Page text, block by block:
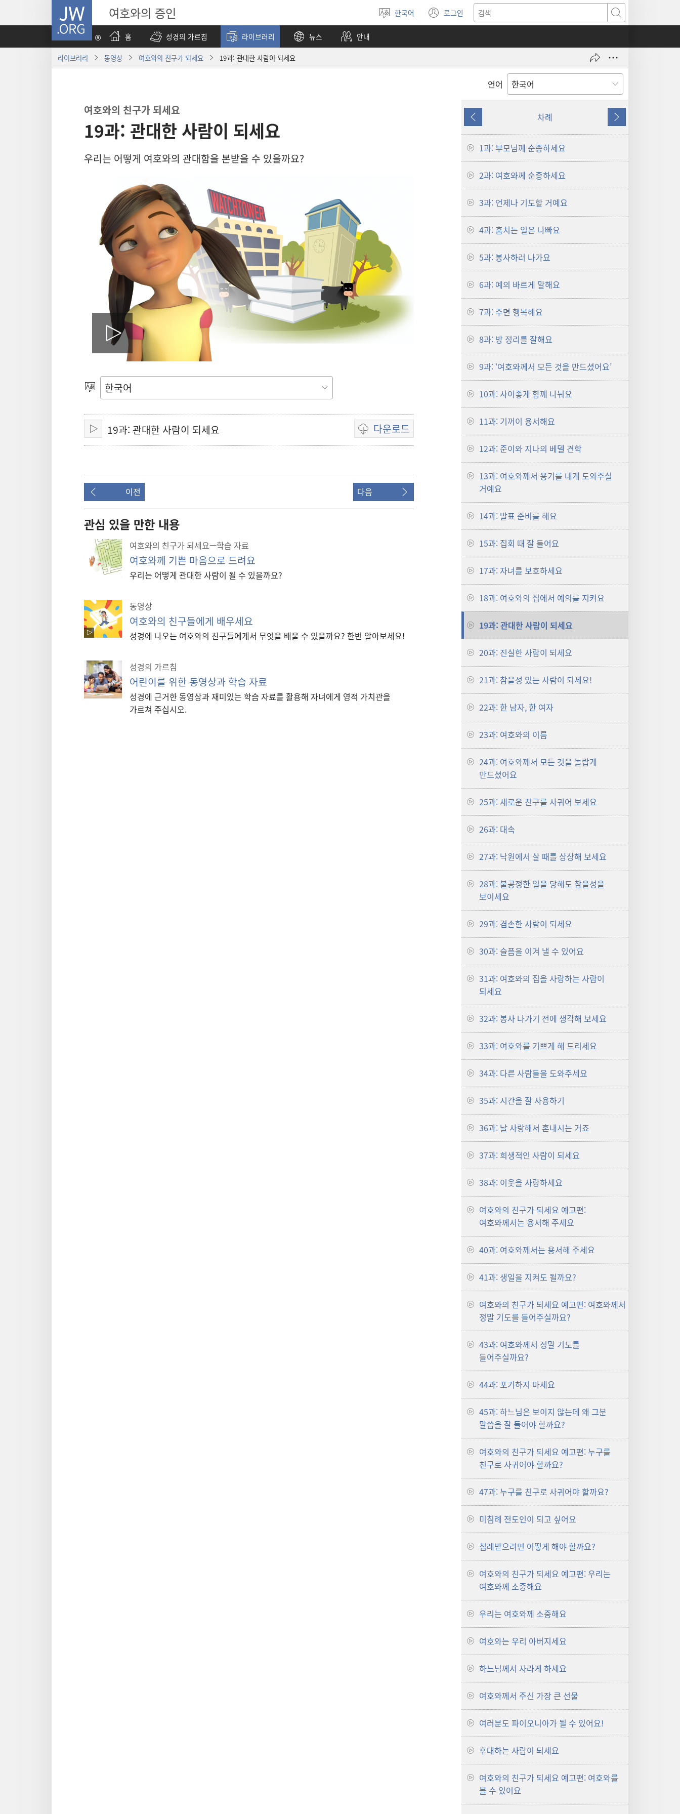
JW.ORG 여호와의 증인
언어
선택
한국어 로그인
(새로운
창
검색
홈
성경의 가르침 라이브러리 뉴스 안내
라이브러리 동영상 여호와의 친구가 되세요 19과: 관대한 사람이 되세요
언어
여호와의 친구가 되세요
19과: 관대한 사람이 되세요
우리는 어떻게 여호와의 관대함을 본받을 수 있을까요?
동
영
상
생
하
기
언어
선택
재생19과: 관대한 사람이 되세요 다운로드
동영상
이전 다음
관심 있을 만한 내용
여호와의 친구가 되세요—학습 자료
여호와께 기쁜 마음으로 드려요
우리는 어떻게 관대한 사람이 될 수 있을까요?
동영상
여호와의 친구들에게 배우세요
성경에 나오는 여호와의 친구들에게서 무엇을 배울 수 있을까요? 한번 알아보세요!
성경의 가르침
어린이를 위한 동영상과 학습 자료
성경에 근거한 동영상과 재미있는 학습 자료를 활용해 자녀에게 영적 가치관을
가르쳐 주십시오.
이전 차례 다음
1과: 부모님께 순종하세요
2과: 여호와께 순종하세요
3과: 언제나 기도할 거예요
4과: 훔치는 일은 나빠요
5과: 봉사하러 나가요
6과: 예의 바르게 말해요
7과: 주면 행복해요
8과: 방 정리를 잘해요
9과: ‘여호와께서 모든 것을 만드셨어요’
10과: 사이좋게 함께 나눠요
11과: 기꺼이 용서해요
12과: 준이와 지나의 베델 견학
13과: 여호와께서 용기를 내게 도와주실
거예요
14과: 발표 준비를 해요
15과: 집회 때 잘 들어요
17과: 자녀를 보호하세요
18과: 여호와의 집에서 예의를 지켜요
19과: 관대한 사람이 되세요
20과: 진실한 사람이 되세요
21과: 참을성 있는 사람이 되세요!
22과: 한 남자, 한 여자
23과: 여호와의 이름
24과: 여호와께서 모든 것을 놀랍게
만드셨어요
25과: 새로운 친구를 사귀어 보세요
26과: 대속
27과: 낙원에서 살 때를 상상해 보세요
28과: 불공정한 일을 당해도 참을성을
보이세요
29과: 겸손한 사람이 되세요
30과: 슬픔을 이겨 낼 수 있어요
31과: 여호와의 집을 사랑하는 사람이
되세요
32과: 봉사 나가기 전에 생각해 보세요
33과: 여호와를 기쁘게 해 드리세요
34과: 다른 사람들을 도와주세요
35과: 시간을 잘 사용하기
36과: 날 사랑해서 혼내시는 거죠
37과: 희생적인 사람이 되세요
38과: 이웃을 사랑하세요
여호와의 친구가 되세요 예고편:
여호와께서는 용서해 주세요
40과: 여호와께서는 용서해 주세요
41과: 생일을 지켜도 될까요?
여호와의 친구가 되세요 예고편: 여호와께서
정말 기도를 들어주실까요?
43과: 여호와께서 정말 기도를
들어주실까요?
44과: 포기하지 마세요
45과: 하느님은 보이지 않는데 왜 그분
말씀을 잘 들어야 할까요?
여호와의 친구가 되세요 예고편: 누구를
친구로 사귀어야 할까요?
47과: 누구를 친구로 사귀어야 할까요?
미침례 전도인이 되고 싶어요
침례받으려면 어떻게 해야 할까요?
여호와의 친구가 되세요 예고편: 우리는
여호와께 소중해요
우리는 여호와께 소중해요
여호와는 우리 아버지세요
하느님께서 자라게 하세요
여호와께서 주신 가장 큰 선물
여러분도 파이오니아가 될 수 있어요!
후대하는 사람이 되세요
여호와의 친구가 되세요 예고편: 여호와를
볼 수 있어요